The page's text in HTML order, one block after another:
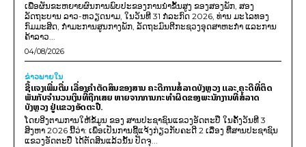
ເພື່ອຜັນຂະຫຍາຍຜົນການພົບປະຂອງການນຳຂັ້ນສູງ ຂອງສອງພັກ, ສອງ
ລັດຖະບານ ລາວ-ຫວຽດນາມ, ໃນວັນທີ 31 ກໍລະກົດ 2026, ທ່ານ ມະໄລທອງ
ກົມມະສິດ, ກຳມະການສູນກາງພັກ, ລັດຖະມົນຕີກະຊວງອຸດສາຫະກຳ ແລະການ
ຄ້າລາວ...
04/08/2026
ຂ່າວພາຍ​ໃນ
ຊີ້ແຈງເພີ່ມຕື່ມ ເລື່ອງຄໍາຕັດສິນຂອງສານ ຄະດີການສໍ້ລາດບັງຫຼວງ ແລະ ຄະດີທີ່ຕິດ
ພັນກັບຈຳນວນເງິນທີ່ຖືກເສຍ ຫາຍຈາກການກະທຳຜິດຂອງພະນັກງານທີ່ສໍ້ລາດ
ບັງຫຼວງ ຢູ່ແຂວງອັດຕະປື.
ໂດຍອີງຕາມການໃຫ້ຂໍ້ມູນ​ ຂອງ ສານປະຊາຊົນແຂວງອັດຕະປື ໃນຄັ້ງວັນທີ 3
ສິງຫາ 2026 ນີ້ວ່າ: ເພຶ່ອເປັນການຊີ້ແຈ້ງກ່ຽວກັບຄະດີ 2 ເລື່ອງ ທີ່ສານປະຊາຊົນ
ແຂວງອັດຕະປື ໄດ້ຕັດສິນແລ້ວນັ້ນ ປັດຈຸ...